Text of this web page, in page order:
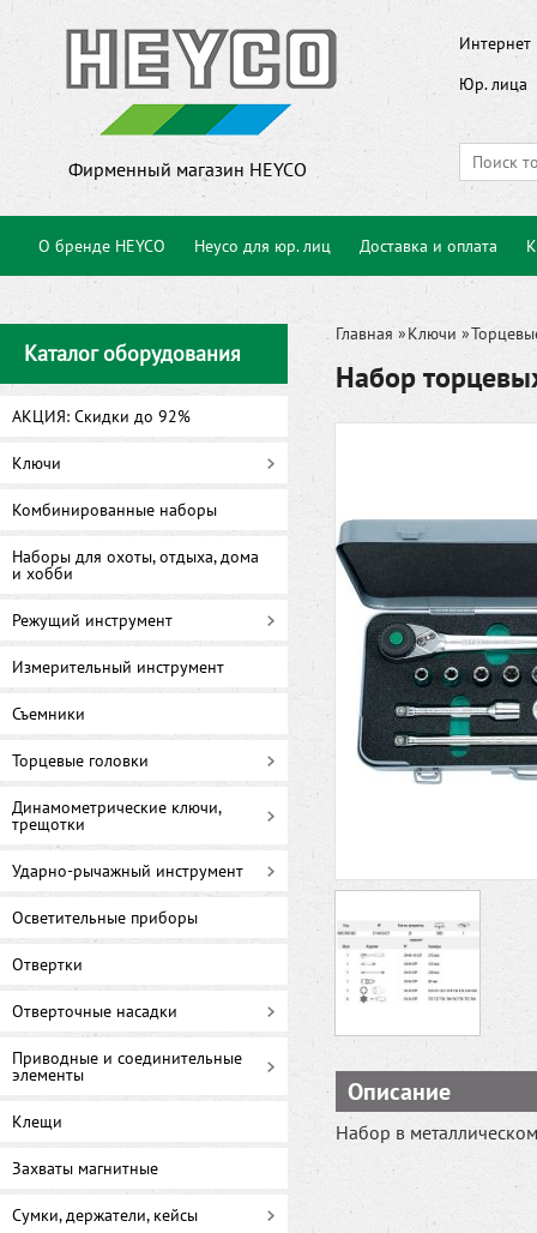
Фирменный магазин HEYCO
Интернет
Юр. лица
О бренде HEYCO Heyco для юр. лиц Доставка и оплата
Каталог оборудования
АКЦИЯ: Скидки до 92%
Ключи
Комбинированные наборы
Наборы для охоты, отдыха, дома
и хобби
Режущий инструмент
Измерительный инструмент
Съемники
Торцевые головки
Динамометрические ключи,
трещотки
Ударно-рычажный инструмент
Осветительные приборы
Отвертки
Отверточные насадки
Приводные и соединительные
элементы
Клещи
Захваты магнитные
Сумки, держатели, кейсы
Главная »Ключи »
Набор
Описание
Набор в